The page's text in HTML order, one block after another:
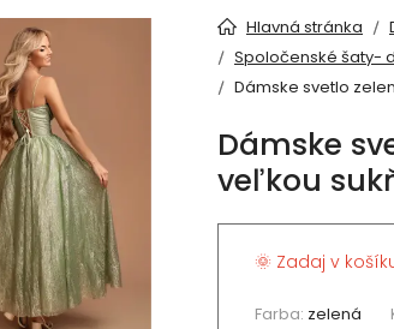
Hlavná stránka
Spoločenské šaty-
Dámske svetlo
Dámske
veľkou
🌞 Zadaj v
Farba: zelená